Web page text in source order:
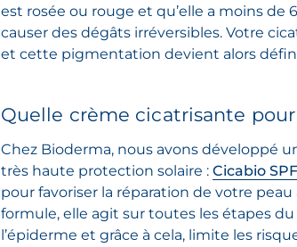
est rosée ou rouge et qu’elle a moins de
causer des dégâts irréversibles. Votre
et cette pigmentation devient alors
Quelle crème cicatrisante
Chez Bioderma, nous avons développé
très haute protection solaire : Cicabio
pour favoriser la réparation de votre peau
formule, elle agit sur toutes les étapes
l’épiderme et grâce à cela, limite les